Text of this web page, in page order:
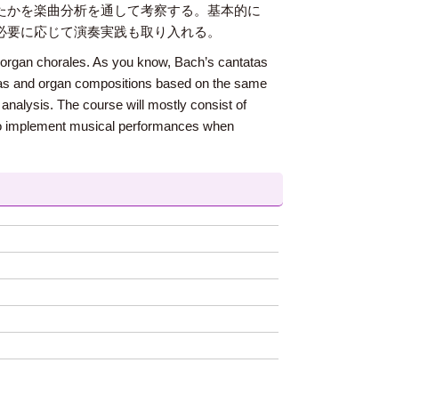
を楽曲分析を通して考察する。基本的に
に応じて演奏実践も取り入れる。
chorales. As you know, Bach’s cantatas
and organ compositions based on the same
The course will mostly consist of
implement musical performances when